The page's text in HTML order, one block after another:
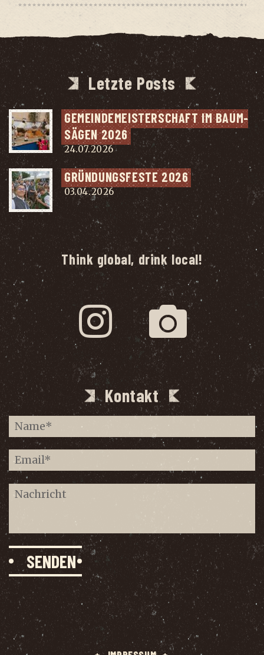
Letzte Posts
GEMEIN­DE­MEIS­TER­SCHAFT IM BAUM­
SÄ­GEN 2026
24.07.2026
GRÜN­DUNGS­FES­TE 2026
03.04.2026
Think global, drink local!
Kontakt